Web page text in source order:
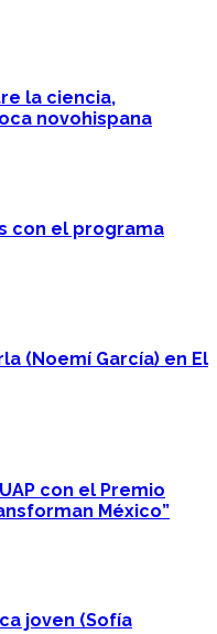
la ciencia,
novohispana
con el programa
(Noemí García) en El
con el Premio
México”
joven (Sofía